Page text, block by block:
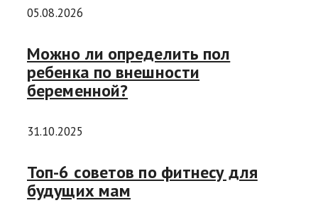
05.08.2026
Можно ли определить пол
ребенка по внешности
беременной?
31.10.2025
Топ-6 советов по фитнесу для
будущих мам